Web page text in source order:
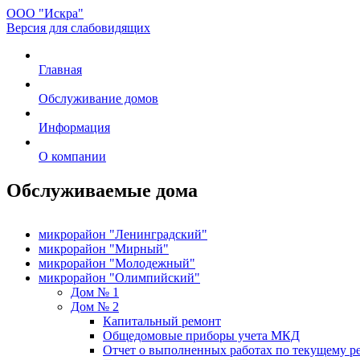
ООО "Искра"
Версия для слабовидящих
Главная
Обслуживание домов
Информация
О компании
Обслуживаемые дома
микрорайон "Ленинградский"
микрорайон "Мирный"
микрорайон "Молодежный"
микрорайон "Олимпийский"
Дом № 1
Дом № 2
Капитальный ремонт
Общедомовые приборы учета МКД
Отчет о выполненных работах по текущему